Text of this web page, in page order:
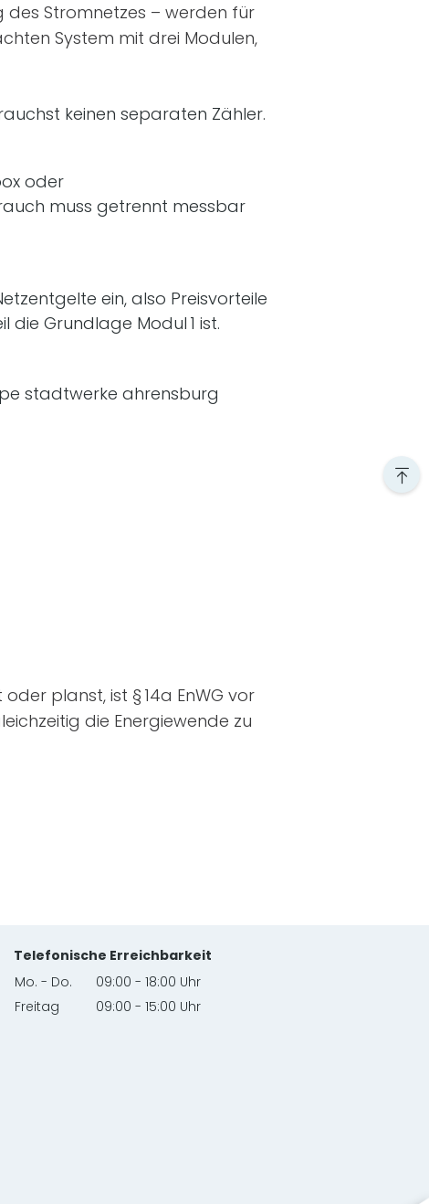
des Stromnetzes – werden für
System mit drei Modulen,
keinen separaten Zähler.
oder
muss getrennt messbar
ein, also Preisvorteile
die Grundlage Modul 1 ist.
planst, ist § 14a EnWG vor
die Energiewende zu
Telefonische Erreichbarkeit
Mo. - Do.
09:00 - 18:00 Uhr
Freitag
09:00 - 15:00 Uhr